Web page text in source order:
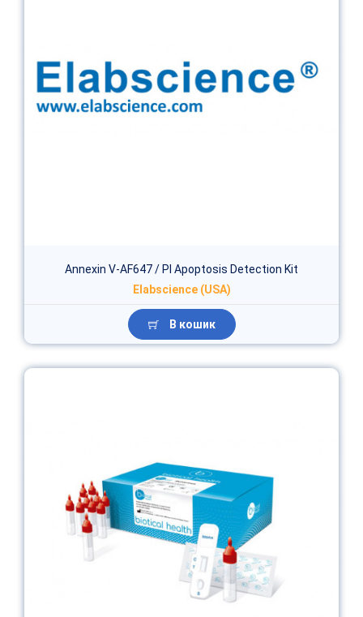
Annexin V-AF647 / PI Apoptosis Detection Kit
Elabscience (USA)
В кошик